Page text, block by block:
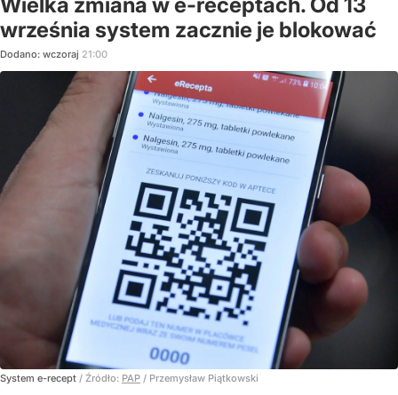
września system zacznie je blokować
Dodano: wczoraj 21:00
System e-recept / Źródło: PAP / Przemysław Piątkowski